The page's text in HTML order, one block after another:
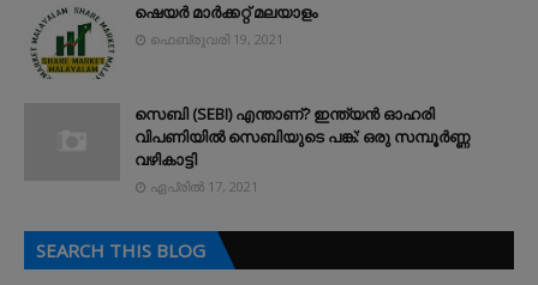
ഷെയർ മാർക്കറ്റ് മലയാളം
ഫെബ്രുവരി 19, 2021
സെബി (SEBI) എന്താണ്? ഇന്ത്യൻ ഓഹരി
വിപണിയിൽ സെബിയുടെ പങ്ക്: ഒരു സമ്പൂർണ്ണ
വഴികാട്ടി
ഏപ്രിൽ 17, 2021
SEARCH THIS BLOG